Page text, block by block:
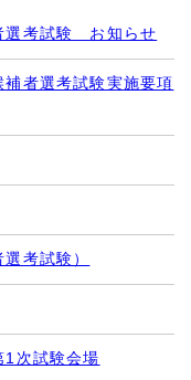
選考試験 お知らせ
者選考試験実施要項
考試験）
1次試験会場